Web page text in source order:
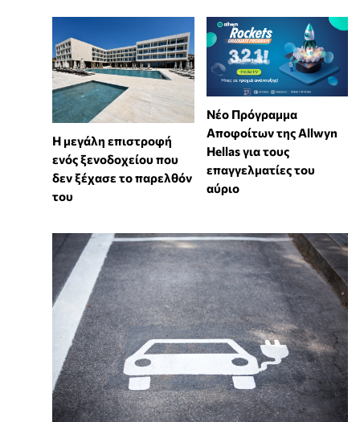
Η μεγάλη επιστροφή
ενός ξενοδοχείου που
δεν ξέχασε το παρελθόν
του
Νέο Πρόγραμμα
Αποφοίτων της Allwyn
Hellas για τους
επαγγελματίες του
αύριο